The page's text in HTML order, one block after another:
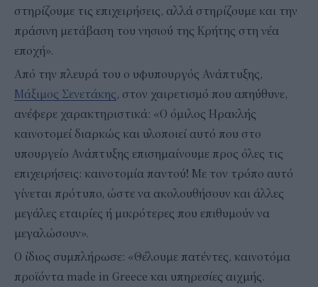
στηρίζουμε τις επιχειρήσεις, αλλά στηρίζουμε και την
πράσινη μετάβαση του νησιού της Κρήτης στη νέα
εποχή».
Από την πλευρά του ο υφυπουργός Ανάπτυξης,
Μάξιμος Σενετάκης, στoν χαιρετισμό που απηύθυνε,
ανέφερε χαρακτηριστικά: «Ο όμιλος Ηρακλής
καινοτομεί διαρκώς και υλοποιεί αυτό που στο
υπουργείο Ανάπτυξης επισημαίνουμε προς όλες τις
επιχειρήσεις: καινοτομία παντού! Με τον τρόπο αυτό
γίνεται πρότυπο, ώστε να ακολουθήσουν και άλλες
μεγάλες εταιρίες ή μικρότερες που επιθυμούν να
μεγαλώσουν».
Ο ίδιος συμπλήρωσε: «Θέλουμε πατέντες, καινοτόμα
προϊόντα made in Greece και υπηρεσίες αιχμής.